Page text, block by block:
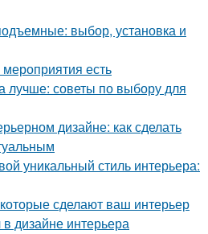
выбор, установка и
есть
лучше: советы по выбору для
дизайне: как сделать
уникальный стиль интерьера:
сделают ваш интерьер
дизайне интерьера